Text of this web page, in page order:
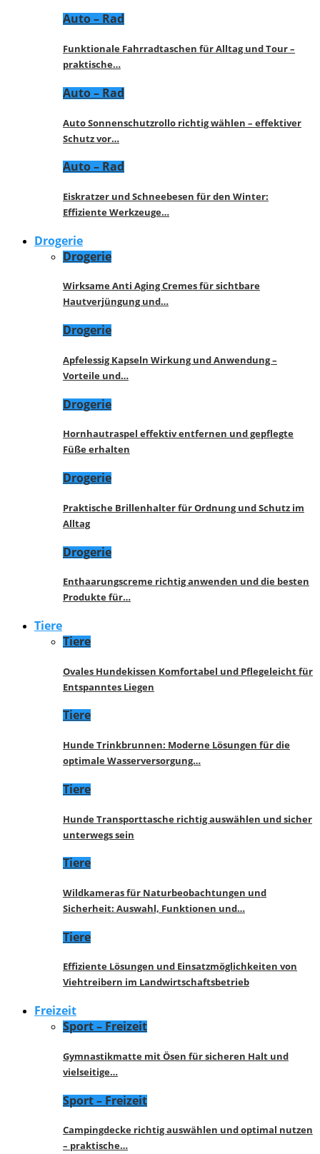
Auto – Rad
Funktionale Fahrradtaschen für Alltag und Tour –
praktische…
Auto – Rad
Auto Sonnenschutzrollo richtig wählen – effektiver
Schutz vor…
Auto – Rad
Eiskratzer und Schneebesen für den Winter:
Effiziente Werkzeuge…
Drogerie
Drogerie
Wirksame Anti Aging Cremes für sichtbare
Hautverjüngung und…
Drogerie
Apfelessig Kapseln Wirkung und Anwendung –
Vorteile und…
Drogerie
Hornhautraspel effektiv entfernen und gepflegte
Füße erhalten
Drogerie
Praktische Brillenhalter für Ordnung und Schutz im
Alltag
Drogerie
Enthaarungscreme richtig anwenden und die besten
Produkte für…
Tiere
Tiere
Ovales Hundekissen Komfortabel und Pflegeleicht für
Entspanntes Liegen
Tiere
Hunde Trinkbrunnen: Moderne Lösungen für die
optimale Wasserversorgung…
Tiere
Hunde Transporttasche richtig auswählen und sicher
unterwegs sein
Tiere
Wildkameras für Naturbeobachtungen und
Sicherheit: Auswahl, Funktionen und…
Tiere
Effiziente Lösungen und Einsatzmöglichkeiten von
Viehtreibern im Landwirtschaftsbetrieb
Freizeit
Sport – Freizeit
Gymnastikmatte mit Ösen für sicheren Halt und
vielseitige…
Sport – Freizeit
Campingdecke richtig auswählen und optimal nutzen
– praktische…